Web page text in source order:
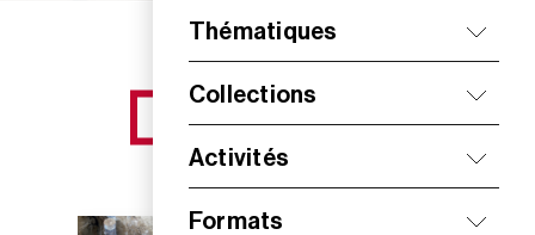
Thématiques
Collections
Activités
Formats
NOS NOUVEAUTÉS